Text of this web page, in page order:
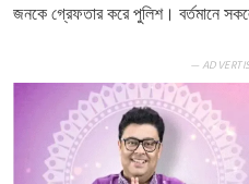
জনকে গ্রেফতার করে পুলিশ। বর্তমানে
—